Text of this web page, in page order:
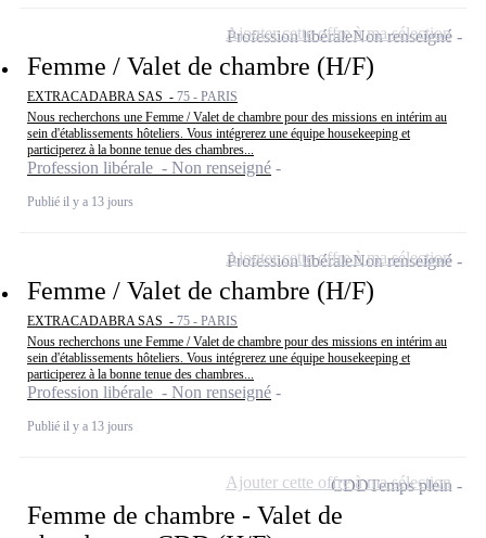
Femme / Valet de chambre (H/F)
EXTRACADABRA SAS - 75 - PARIS
Nous recherchons une Femme / Valet de chambre pour des missions en intérim au
sein d'établissements hôteliers. Vous intégrerez une équipe housekeeping et
participerez à la bonne tenue des chambres...
Profession libérale - Non renseigné
Publié il y a 13 jours
Profession libéraleNon renseigné
Ajouter cette offre à ma sélection
Femme / Valet de chambre (H/F)
EXTRACADABRA SAS - 75 - PARIS
Nous recherchons une Femme / Valet de chambre pour des missions en intérim au
sein d'établissements hôteliers. Vous intégrerez une équipe housekeeping et
participerez à la bonne tenue des chambres...
Profession libérale - Non renseigné
Publié il y a 13 jours
Profession libéraleNon renseigné
Ajouter cette offre à ma sélection
Femme de chambre - Valet de
CDDTemps plein
Ajouter cette offre à ma sélection